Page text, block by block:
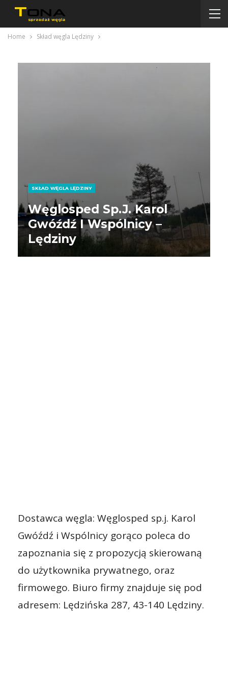
Home Skład węgla Lędziny
SKŁAD WĘGLA LĘDZINY
Węglosped Sp.j. Karol
Gwóźdź I Wspólnicy –
Lędziny
Dostawca węgla: Węglosped sp.j. Karol
Gwóźdź i Wspólnicy gorąco poleca do
zapoznania się z propozycją skierowaną
do użytkownika prywatnego, oraz
firmowego. Biuro firmy znajduje się pod
adresem: Lędzińska 287, 43-140 Lędziny.